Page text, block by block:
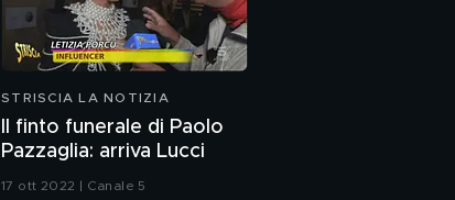
STRISCIA LA NOTIZIA
Il finto funerale di Paolo
Pazzaglia: arriva Lucci
17 ott 2022 | Canale 5